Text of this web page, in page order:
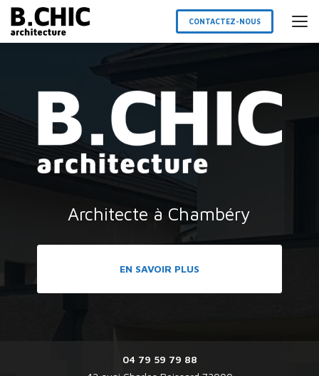
Aller
contenu
CONTACTEZ-NOUS
Architecte à Chambéry
EN SAVOIR PLUS
04 79 59 79 88